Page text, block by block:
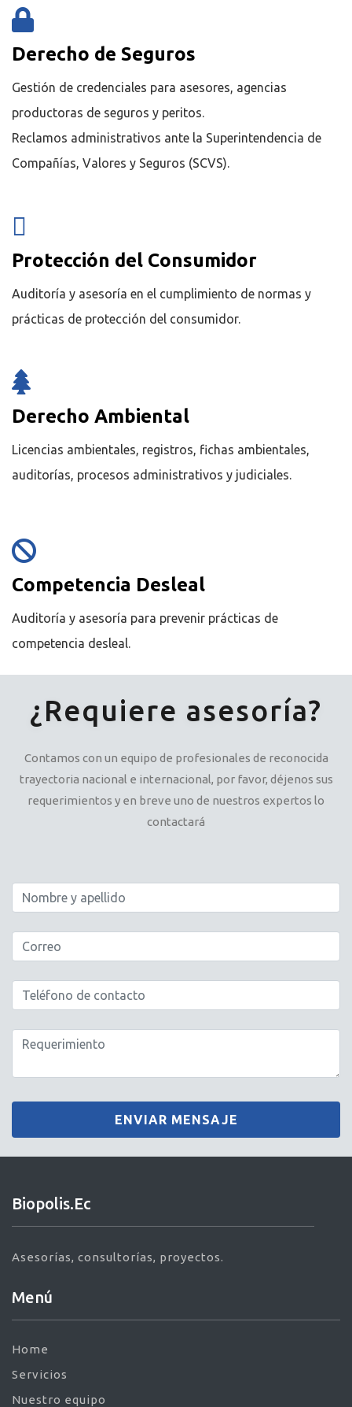
Derecho de Seguros
Gestión de credenciales para asesores, agencias
productoras de seguros y peritos.
Reclamos administrativos ante la Superintendencia de
Compañías, Valores y Seguros (SCVS).
Protección del Consumidor
Auditoría y asesoría en el cumplimiento de normas y
prácticas de protección del consumidor.
Derecho Ambiental
Licencias ambientales, registros, fichas ambientales,
auditorías, procesos administrativos y judiciales.
Competencia Desleal
Auditoría y asesoría para prevenir prácticas de
competencia desleal.
¿Requiere asesoría?
Contamos con un equipo de profesionales de reconocida
trayectoria nacional e internacional, por favor, déjenos sus
requerimientos y en breve uno de nuestros expertos lo
contactará
Biopolis.ec
Asesorías, consultorías, proyectos.
Menú
Home
Servicios
Nuestro equipo